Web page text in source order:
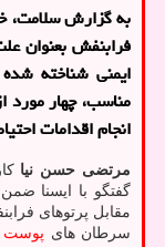
فرابنفش بعنوان
ایمنی شناخته
مناسب، چهار
انجام اقدامات
مرتضی حسن نیا
گفتگو با ایسنا
مقابل پرتوهای
سرطان های پوست